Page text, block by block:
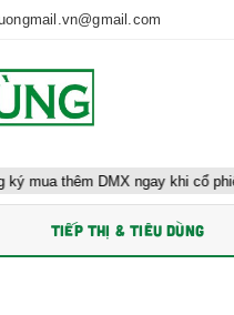
DMX ngay khi cổ phiếu lên sàn
TIẾP THỊ & TIÊU DÙNG